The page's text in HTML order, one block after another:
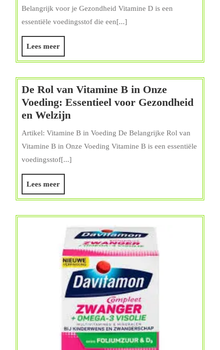
van
Vitamine
Kruidvat
voor
een
Gezonde
Belangrijk voor je Gezondheid Vitamine D is een
essentiële voedingsstof die een[...]
Lees meerLees
meer
De Rol van Vitamine B in Onze
Voeding: Essentieel voor Gezondheid
en Welzijn
Rol
Vitamine
B
Voeding:
Essentieel
voor
Gezondheid
en
Welzijn
Artikel: Vitamine B in Voeding De Belangrijke Rol van
Vitamine B in Onze Voeding Vitamine B is een essentiële
voedingsstof[...]
Lees meerLees
meer